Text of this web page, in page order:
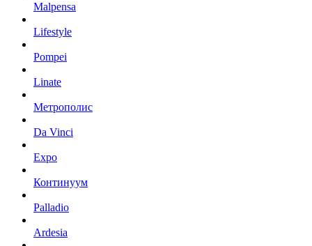
Malpensa
Lifestyle
Pompei
Linate
Метрополис
Da Vinci
Expo
Континуум
Palladio
Ardesia